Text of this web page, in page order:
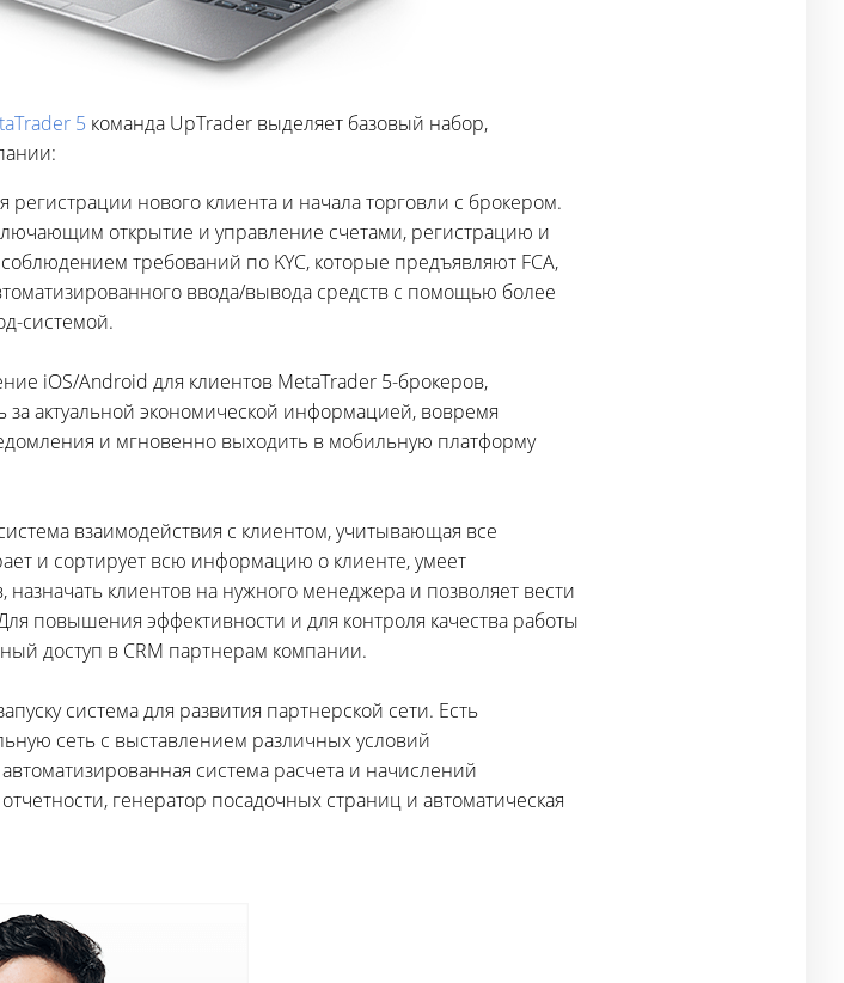
5 команда UpTrader выделяет базовый набор,
регистрации нового клиента и начала торговли с брокером.
открытие и управление счетами, регистрацию и
требований по KYC, которые предъявляют FCA,
ввода/вывода средств с помощью более
системой.
iOS/Android для клиентов MetaTrader 5-брокеров,
актуальной экономической информацией, вовремя
и мгновенно выходить в мобильную платформу
взаимодействия с клиентом, учитывающая все
и сортирует всю информацию о клиенте, умеет
клиентов на нужного менеджера и позволяет вести
повышения эффективности и для контроля качества работы
доступ в CRM партнерам компании.
система для развития партнерской сети. Есть
сеть с выставлением различных условий
система расчета и начислений
генератор посадочных страниц и автоматическая